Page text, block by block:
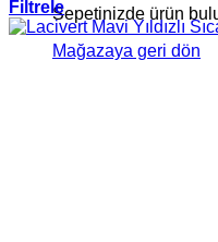
Sepetinizde ürün
Mağazaya geri dön
Filtrele